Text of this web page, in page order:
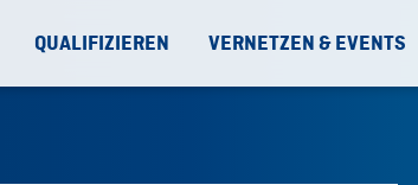
QUALIFIZIEREN VERNETZEN & EVENTS